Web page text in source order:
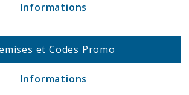
Informations
et Codes Promo
Informations